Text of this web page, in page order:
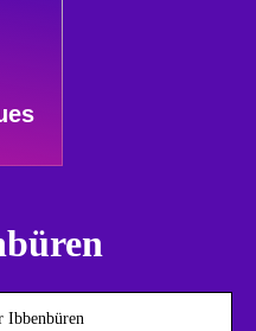
Ibbenbüren